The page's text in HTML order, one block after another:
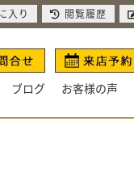
ブログ お客様の声
入り 閲覧履歴